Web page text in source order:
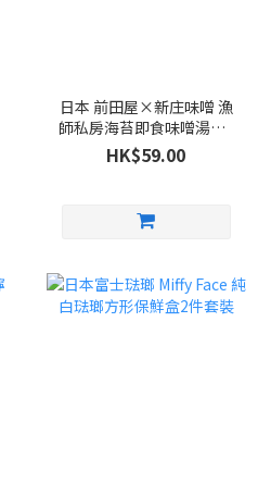
日本 前田屋×新庄味噌 漁
師私房海苔即食味噌湯（5
食入）
HK$59.00